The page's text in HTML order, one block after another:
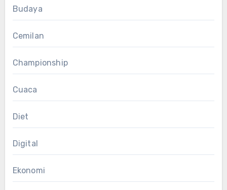
Budaya
Cemilan
Championship
Cuaca
Diet
Digital
Ekonomi